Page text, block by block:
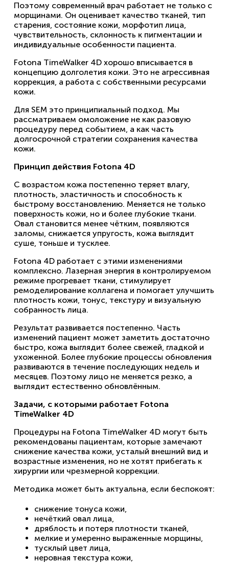
Поэтому современный врач работает не только с
морщинами. Он оценивает качество тканей, тип
старения, состояние кожи, морфотип лица,
чувствительность, склонность к пигментации и
индивидуальные особенности пациента.
Fotona TimeWalker 4D хорошо вписывается в
концепцию долголетия кожи. Это не агрессивная
коррекция, а работа с собственными ресурсами
кожи.
Для SEM это принципиальный подход. Мы
рассматриваем омоложение не как разовую
процедуру перед событием, а как часть
долгосрочной стратегии сохранения качества
кожи.
Принцип действия Fotona 4D
С возрастом кожа постепенно теряет влагу,
плотность, эластичность и способность к
быстрому восстановлению. Меняется не только
поверхность кожи, но и более глубокие ткани.
Овал становится менее чётким, появляются
заломы, снижается упругость, кожа выглядит
суше, тоньше и тусклее.
Fotona 4D работает с этими изменениями
комплексно. Лазерная энергия в контролируемом
режиме прогревает ткани, стимулирует
ремоделирование коллагена и помогает улучшить
плотность кожи, тонус, текстуру и визуальную
собранность лица.
Результат развивается постепенно. Часть
изменений пациент может заметить достаточно
быстро, кожа выглядит более свежей, гладкой и
ухоженной. Более глубокие процессы обновления
развиваются в течение последующих недель и
месяцев. Поэтому лицо не меняется резко, а
выглядит естественно обновлённым.
Задачи, с которыми работает Fotona
TimeWalker 4D
Процедуры на Fotona TimeWalker 4D могут быть
рекомендованы пациентам, которые замечают
снижение качества кожи, усталый внешний вид и
возрастные изменения, но не хотят прибегать к
хирургии или чрезмерной коррекции.
Методика может быть актуальна, если беспокоят:
снижение тонуса кожи,
нечёткий овал лица,
дряблость и потеря плотности тканей,
мелкие и умеренно выраженные морщины,
тусклый цвет лица,
неровная текстура кожи,